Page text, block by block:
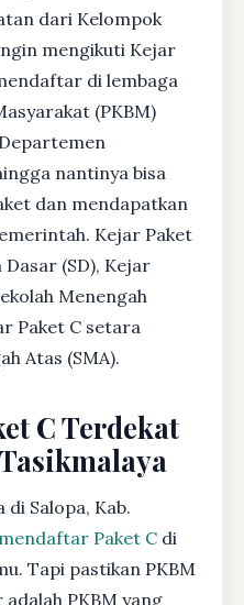
dari Kelompok
mengikuti Kejar
di lembaga
(PKBM)
nantinya bisa
dan mendapatkan
Kejar Paket
(SD), Kejar
Menengah
Paket C setara
Atas (SMA).
C Terdekat
Salopa, Kab.
mendaftar Paket C di
Tapi pastikan PKBM
PKBM yang